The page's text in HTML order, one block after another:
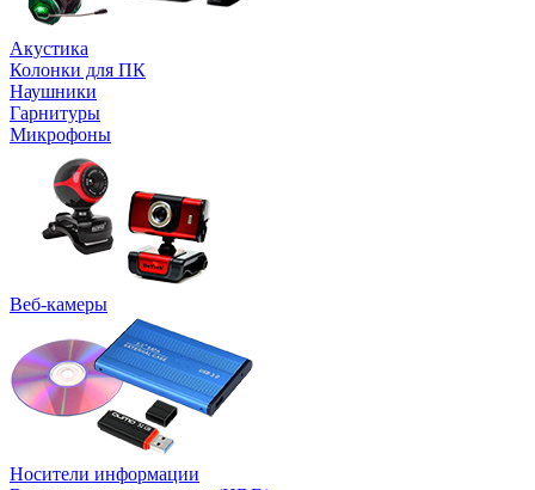
Акустика
Колонки для ПК
Наушники
Гарнитуры
Микрофоны
Веб-камеры
Носители информации